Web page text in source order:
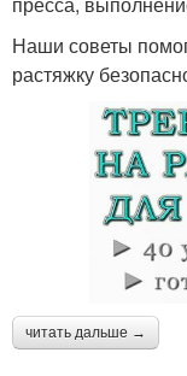
Наши советы
растяжку
читать дальше →